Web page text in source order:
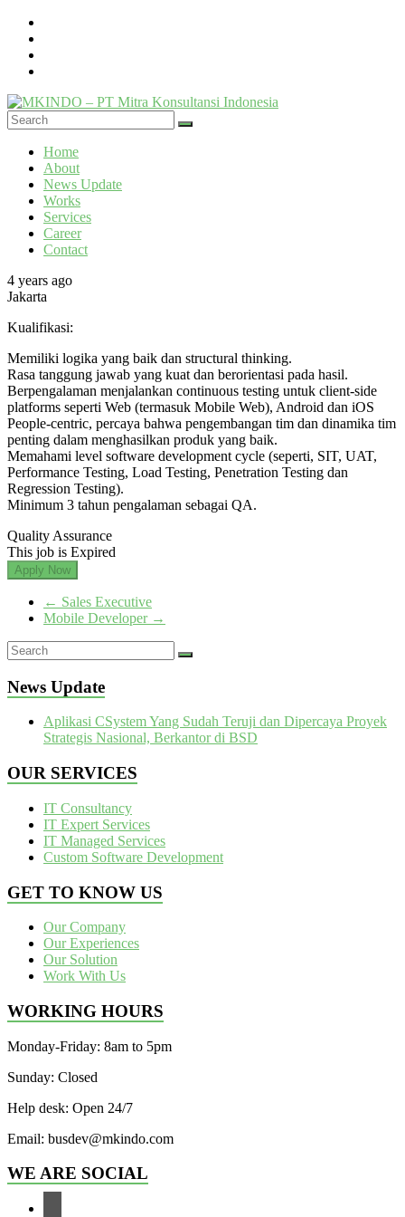
Skip
content
MKINDO
Mitra
Konsultansi
Indonesia
Consultant
&
Software
Development
Menu
Home
About
News Update
Works
Services
Career
Contact
4 years ago
Jakarta
Kualifikasi:
Memiliki logika yang baik dan structural thinking.
Rasa tanggung jawab yang kuat dan berorientasi pada hasil.
Berpengalaman menjalankan continuous testing untuk client-side
platforms seperti Web (termasuk Mobile Web), Android dan iOS
People-centric, percaya bahwa pengembangan tim dan dinamika tim
penting dalam menghasilkan produk yang baik.
Memahami level software development cycle (seperti, SIT, UAT,
Performance Testing, Load Testing, Penetration Testing dan
Regression Testing).
Minimum 3 tahun pengalaman sebagai QA.
Quality Assurance
This job is Expired
Apply Now
← Sales Executive
Mobile Developer →
News Update
Aplikasi CSystem Yang Sudah Teruji dan Dipercaya Proyek
Strategis Nasional, Berkantor di BSD
OUR SERVICES
IT Consultancy
IT Expert Services
IT Managed Services
Custom Software Development
GET TO KNOW US
Our Company
Our Experiences
Our Solution
Work With Us
WORKING HOURS
Monday-Friday: 8am to 5pm
Sunday: Closed
Help desk: Open 24/7
Email: busdev@mkindo.com
WE ARE SOCIAL